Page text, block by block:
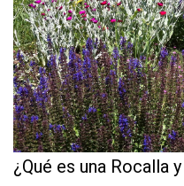
¿Qué es una Rocalla